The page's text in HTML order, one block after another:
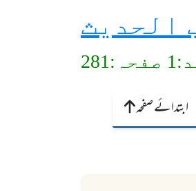
الحدیث
ابتدائے صفحہ